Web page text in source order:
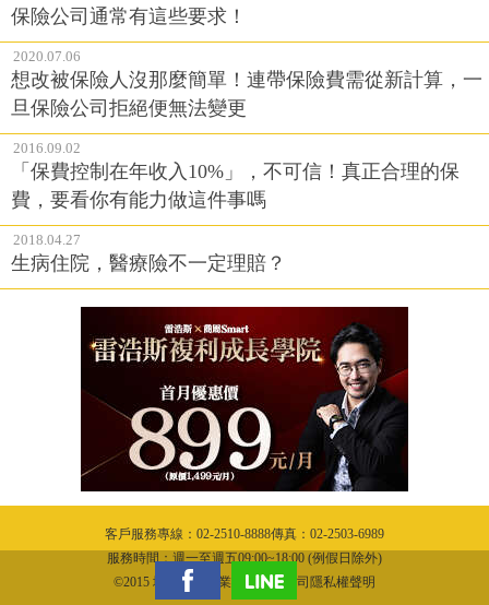
保險公司通常有這些要求！
2020.07.06
想改被保險人沒那麼簡單！連帶保險費需從新計算，一
旦保險公司拒絕便無法變更
2016.09.02
「保費控制在年收入10%」，不可信！真正合理的保
費，要看你有能力做這件事嗎
2018.04.27
生病住院，醫療險不一定理賠？
客戶服務專線：02-2510-8888傳真：02-2503-6989
服務時間：週一至週五09:00~18:00 (例假日除外)
©2015 城邦文化事業股份有限公司隱私權聲明